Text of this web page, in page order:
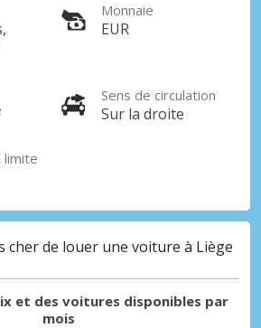
vos réservations en un
Monnaie
EUR
Sens de circulation
Sur la droite
limite
cher de louer une voiture à Liège
et des voitures disponibles par
mois